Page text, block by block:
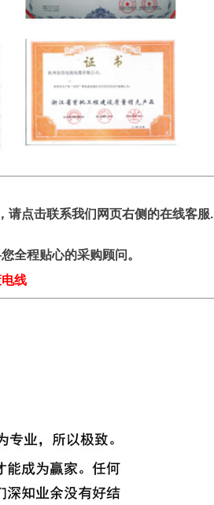
请点击联系我们网页右侧的在线客服.
全程贴心的采购顾问。
线